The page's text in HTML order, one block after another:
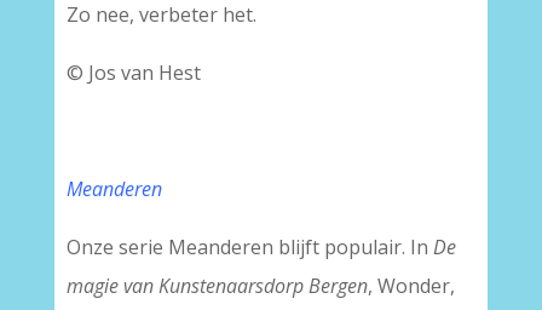
Zo nee, verbeter het.
© Jos van Hest
Meanderen
Onze serie Meanderen blijft populair. In De
magie van Kunstenaarsdorp Bergen, Wonder,